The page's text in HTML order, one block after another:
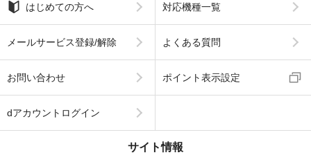
はじめての方へ 対応機種一覧
メールサービス登録/解除 よくある質問
お問い合わせ ポイント表示設定
dアカウントログイン
サイト情報